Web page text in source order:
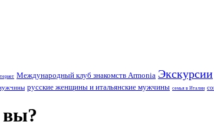
Международный клуб знакомств Armonia Экскурсии
русские женщины и итальянские мужчины семья в Италии
вы?